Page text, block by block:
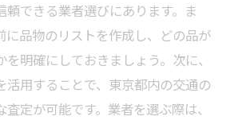
頼できる業者選びにあります。ま
に品物のリストを作成し、どの品が
明確にしておきましょう。次に、
活用することで、東京都内の交通の
定が可能です。業者を選ぶ際は、